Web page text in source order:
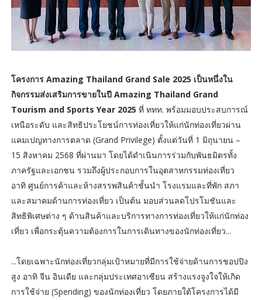
โครงการ Amazing Thailand Grand Sale 2025 เป็นหนึ่งใน
กิจกรรมส่งเสริมการขายในปี Amazing Thailand Grand
Tourism and Sports Year 2025 ที่ ททท. พร้อมมอบประสบการณ์
เหนือระดับ และสิทธิประโยชน์การท่องเที่ยวให้แก่นักท่องเที่ยวผ่าน
แคมเปญทางการตลาด (Grand Privilege) ตั้งแต่วันที่ 1 มิถุนายน –
15 สิงหาคม 2568 ที่ผ่านมา โดยได้ดำเนินการร่วมกับพันธมิตรทั้ง
ภาครัฐและเอกชน รวมถึงผู้ประกอบการในอุตสาหกรรมท่องเที่ยว
อาทิ ศูนย์การค้าและห้างสรรพสินค้าชั้นนำ โรงแรมและที่พัก สภา
และสมาคมด้านการท่องเที่ยว เป็นต้น มอบส่วนลดโปรโมชันและ
สิทธิพิเศษต่าง ๆ ด้านสินค้าและบริการทางการท่องเที่ยวให้แก่นักท่อง
เที่ยว เพื่อกระตุ้นความต้องการในการเดินทางของนักท่องเที่ยว...
...โดยเฉพาะนักท่องเที่ยวกลุ่มเป้าหมายที่มีการใช้จ่ายด้านการชอปปิง
สูง อาทิ จีน อินเดีย และกลุ่มประเทศอาเซียน สร้างแรงจูงใจให้เกิด
การใช้จ่าย (Spending) ของนักท่องเที่ยว โดยภายใต้โครงการได้มี